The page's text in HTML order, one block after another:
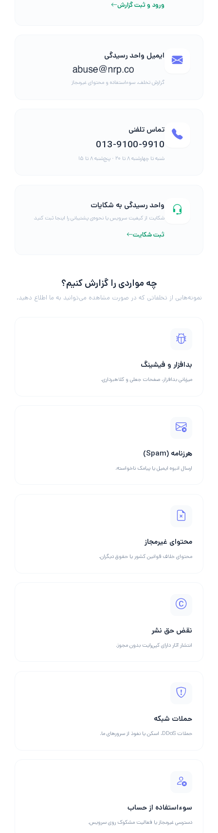
ورود و ثبت گزارش
ایمیل واحد رسیدگی
گزارش تخلف، سوءاستفاده و محتوای غیرمجاز
تماس تلفنی
013-9100-9910
شنبه تا چهارشنبه ۸ تا ۲۰ · پنج‌شنبه ۸ تا ۱۵
واحد رسیدگی به شکایات
شکایت از کیفیت سرویس یا نحوه‌ی پشتیبانی را اینجا ثبت کنید
ثبت شکایت
چه مواردی را گزارش کنیم؟
نمونه‌هایی از تخلفاتی که در صورت مشاهده می‌توانید به ما اطلاع دهید.
بدافزار و فیشینگ
میزبانی بدافزار، صفحات جعلی و کلاهبرداری.
هرزنامه (Spam)
ارسال انبوه ایمیل یا پیامک ناخواسته.
محتوای غیرمجاز
محتوای خلاف قوانین کشور یا حقوق دیگران.
نقض حق نشر
انتشار آثار دارای کپی‌رایت بدون مجوز.
حملات شبکه
حملات DDoS، اسکن یا نفوذ از سرورهای ما.
سوءاستفاده از حساب
دسترسی غیرمجاز یا فعالیت مشکوک روی سرویس.